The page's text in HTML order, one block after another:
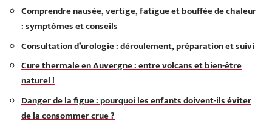
Comprendre nausée, vertige, fatigue et bouffée de chaleur
: symptômes et conseils
Consultation d’urologie : déroulement, préparation et suivi
Cure thermale en Auvergne : entre volcans et bien-être
naturel !
Danger de la figue : pourquoi les enfants doivent-ils éviter
de la consommer crue ?